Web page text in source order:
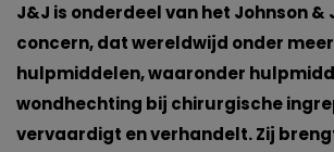
J&J is onderdeel van het Johnson &
concern, dat wereldwijd onder
hulpmiddelen, waaronder
wondhechting bij chirurgische
vervaardigt en verhandelt. Zij